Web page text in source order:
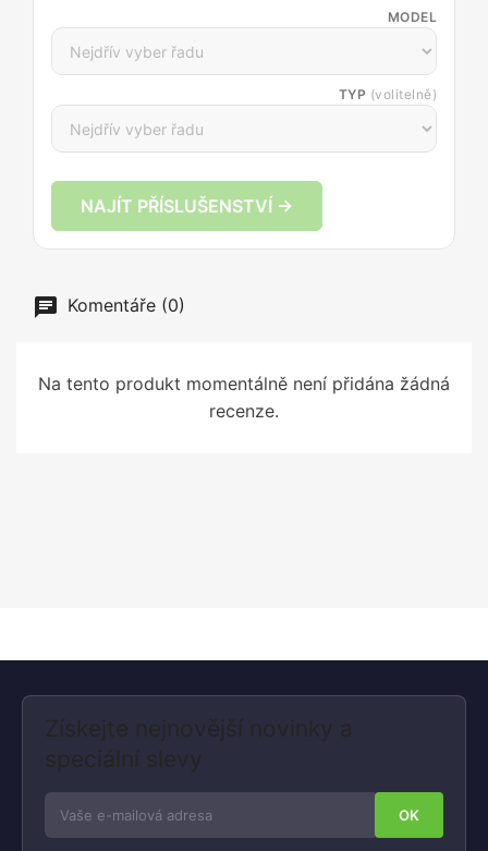
MODEL
TYP (volitelně)
NAJÍT PŘÍSLUŠENSTVÍ →
Komentáře (0)
Na tento produkt momentálně není přidána žádná
recenze.
Získejte nejnovější novinky a
speciální slevy